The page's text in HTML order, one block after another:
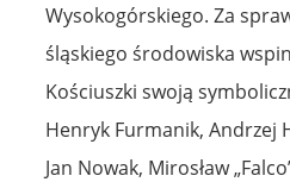
Wysokogórskiego. Za
śląskiego środowiska
Kościuszki swoją
Henryk Furmanik, Andrzej
Jan Nowak, Mirosław